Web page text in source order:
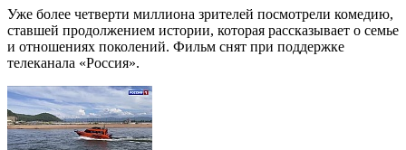
Уже более четверти миллиона зрителей посмотрели комедию,
ставшей продолжением истории, которая рассказывает о семье
и отношениях поколений. Фильм снят при поддержке
телеканала «Россия».